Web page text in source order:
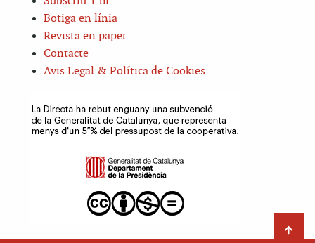
Botiga en línia
Revista en paper
Contacte
Avis Legal & Política de Cookies